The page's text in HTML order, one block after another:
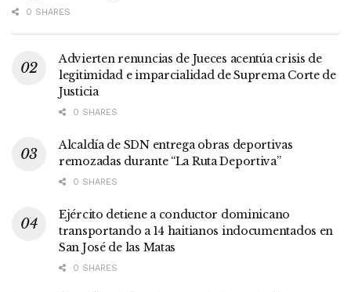
0 SHARES
Advierten renuncias de Jueces acentúa crisis de
legitimidad e imparcialidad de Suprema Corte de
Justicia
0 SHARES
Alcaldía de SDN entrega obras deportivas
remozadas durante “La Ruta Deportiva”
0 SHARES
Ejército detiene a conductor dominicano
transportando a 14 haitianos indocumentados en
San José de las Matas
0 SHARES